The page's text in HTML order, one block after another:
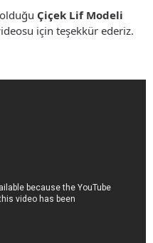
Çiçek Lif Modeli
için teşekkür ederiz.